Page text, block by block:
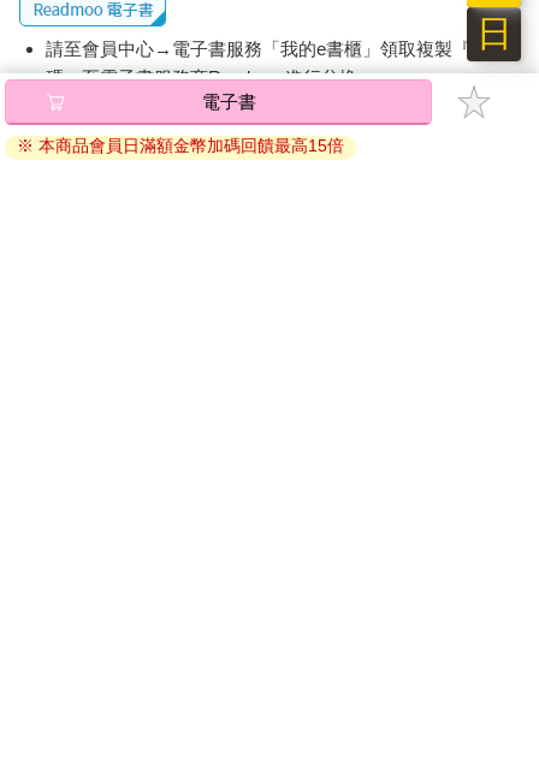
請至會員中心→電子書服務「我的e書櫃」領取複製『兌換
碼』至電子書服務商Readmoo進行兌換。
退換貨須知：
因版權保護，您在金石堂所購買的電子書僅能以金石堂專屬
電子書
※ 本商品會員日滿額金幣加碼回饋最高15倍
日